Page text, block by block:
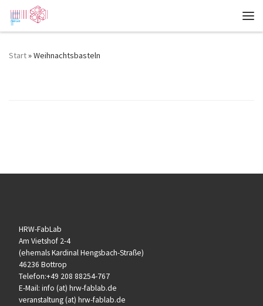
Zum Inhalt springen
Start»Weihnachtsbasteln
HRW-FabLab
Am Vietshof 2-4
(ehemals Kardinal Hengsbach-Straße)
46236 Bottrop
Telefon:+49 208 88254-767
E-Mail: info (at) hrw-fablab.de
veranstaltung (at) hrw-fablab.de